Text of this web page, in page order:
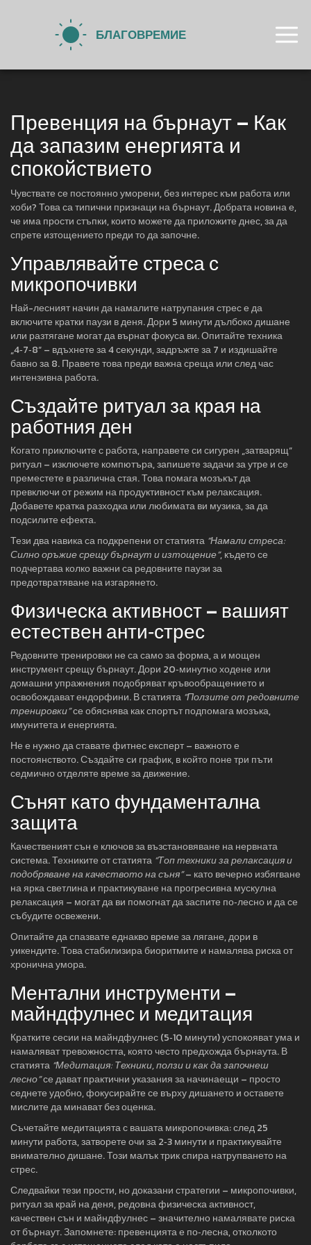
Превенция на бърнаут – Как
да запазим енергията и
спокойствието
Чувствате се постоянно уморени, без интерес към работа или
хоби? Това са типични признаци на бърнаут. Добрата новина е,
че има прости стъпки, които можете да приложите днес, за да
спрете изтощението преди то да започне.
Управлявайте стреса с
микропочивки
Най-лесният начин да намалите натрупания стрес е да
включите кратки паузи в деня. Дори 5 минути дълбоко дишане
или разтягане могат да върнат фокуса ви. Опитайте техника
„4‑7‑8“ – вдъхнете за 4 секунди, задръжте за 7 и издишайте
бавно за 8. Правете това преди важна среща или след час
интензивна работа.
Създайте ритуал за края на
работния ден
Когато приключите с работа, направете си сигурен „затварящ“
ритуал – изключете компютъра, запишете задачи за утре и се
преместете в различна стая. Това помага мозъкът да
превключи от режим на продуктивност към релаксация.
Добавете кратка разходка или любимата ви музика, за да
подсилите ефекта.
Тези два навика са подкрепени от статията “Намали стреса:
Силно оръжие срещу бърнаут и изтощение”, където се
подчертава колко важни са редовните паузи за
предотвратяване на изгарянето.
Физическа активност – вашият
естествен анти‑стрес
Редовните тренировки не са само за форма, а и мощен
инструмент срещу бърнаут. Дори 20‑минутно ходене или
домашни упражнения подобряват кръвообращението и
освобождават ендорфини. В статията “Ползите от редовните
тренировки”се обяснява как спортът подпомага мозъка,
имунитета и енергията.
Не е нужно да ставате фитнес експерт – важното е
постоянството. Създайте си график, в който поне три пъти
седмично отделяте време за движение.
Сънят като фундаментална
защита
Качественият сън е ключов за възстановяване на нервната
система. Техниките от статията “Топ техники за релаксация и
подобряване на качеството на съня”– като вечерно избягване
на ярка светлина и практикуване на прогресивна мускулна
релаксация – могат да ви помогнат да заспите по‑лесно и да се
събудите освежени.
Опитайте да спазвате еднакво време за лягане, дори в
уикендите. Това стабилизира биоритмите и намалява риска от
хронична умора.
Ментални инструменти –
майндфулнес и медитация
Кратките сесии на майндфулнес (5‑10 минути) успокояват ума и
намаляват тревожността, която често предхожда бърнаута. В
статията “Медитация: Техники, ползи и как да започнеш
лесно”се дават практични указания за начинаещи – просто
седнете удобно, фокусирайте се върху дишането и оставете
мислите да минават без оценка.
Съчетайте медитацията с вашата микропочивка: след 25
минути работа, затворете очи за 2‑3 минути и практикувайте
внимателно дишане. Този малък трик спира натрупването на
стрес.
Следвайки тези прости, но доказани стратегии – микропочивки,
ритуал за край на деня, редовна физическа активност,
качествен сън и майндфулнес – значително намалявате риска
от бърнаут. Запомнете: превенцията е по‑лесна, отколкото